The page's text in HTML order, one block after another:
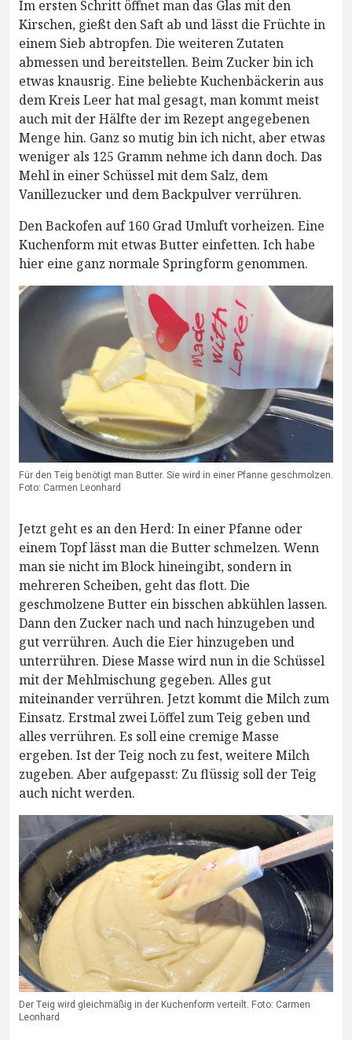
Im ersten Schritt öffnet man das Glas mit den
Kirschen, gießt den Saft ab und lässt die Früchte in
einem Sieb abtropfen. Die weiteren Zutaten
abmessen und bereitstellen. Beim Zucker bin ich
etwas knausrig. Eine beliebte Kuchenbäckerin aus
dem Kreis Leer hat mal gesagt, man kommt meist
auch mit der Hälfte der im Rezept angegebenen
Menge hin. Ganz so mutig bin ich nicht, aber etwas
weniger als 125 Gramm nehme ich dann doch. Das
Mehl in einer Schüssel mit dem Salz, dem
Vanillezucker und dem Backpulver verrühren.
Den Backofen auf 160 Grad Umluft vorheizen. Eine
Kuchenform mit etwas Butter einfetten. Ich habe
hier eine ganz normale Springform genommen.
Für den Teig benötigt man Butter. Sie wird in einer Pfanne geschmolzen.
Foto: Carmen Leonhard
Jetzt geht es an den Herd: In einer Pfanne oder
einem Topf lässt man die Butter schmelzen. Wenn
man sie nicht im Block hineingibt, sondern in
mehreren Scheiben, geht das flott. Die
geschmolzene Butter ein bisschen abkühlen lassen.
Dann den Zucker nach und nach hinzugeben und
gut verrühren. Auch die Eier hinzugeben und
unterrühren. Diese Masse wird nun in die Schüssel
mit der Mehlmischung gegeben. Alles gut
miteinander verrühren. Jetzt kommt die Milch zum
Einsatz. Erstmal zwei Löffel zum Teig geben und
alles verrühren. Es soll eine cremige Masse
ergeben. Ist der Teig noch zu fest, weitere Milch
zugeben. Aber aufgepasst: Zu flüssig soll der Teig
auch nicht werden.
Der Teig wird gleichmäßig in der Kuchenform verteilt. Foto: Carmen
Leonhard